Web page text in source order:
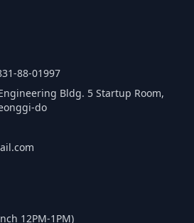
88-01997
Bldg. 5 Startup Room,
do
12PM-1PM)